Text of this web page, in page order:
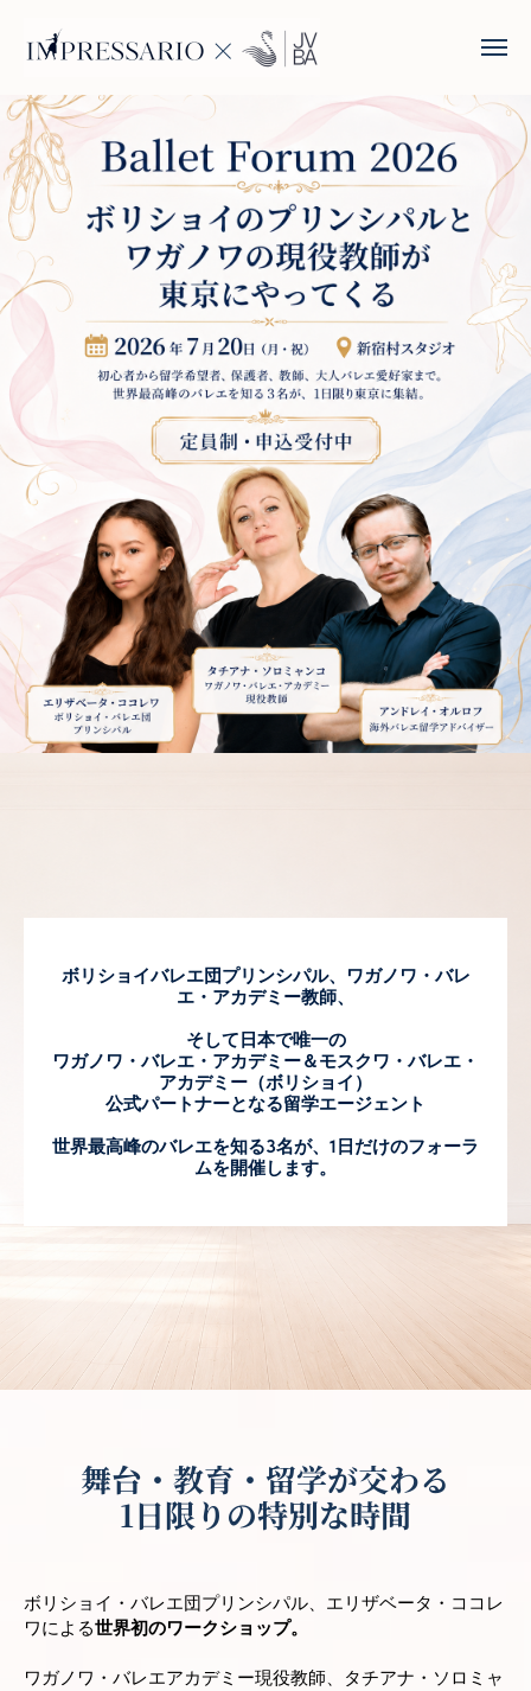
ボリショイバレエ団プリンシパル、ワガノワ・バレ
エ・アカデミー教師、
そして日本で唯一の
ワガノワ・バレエ・アカデミー＆モスクワ・バレエ・
アカデミー（ボリショイ）
公式パートナーとなる留学エージェント
世界最高峰のバレエを知る3名が、1日だけのフォーラ
ムを開催します。
舞台・教育・留学が交わる
1日限りの特別な時間
ボリショイ・バレエ団プリンシパル、エリザベータ・ココレ
ワによる世界初のワークショップ。
ワガノワ・バレエアカデミー現役教師、タチアナ・ソロミャ